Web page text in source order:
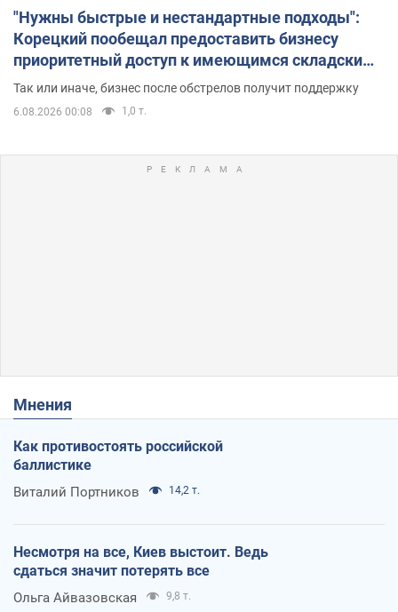
"Нужны быстрые и нестандартные подходы":
Корецкий пообещал предоставить бизнесу
приоритетный доступ к имеющимся складским
помещениям
Так или иначе, бизнес после обстрелов получит поддержку
6.08.2026 00:08 1,0 т.
Мнения
Как противостоять российской
баллистике
Виталий Портников 14,2 т.
Несмотря на все, Киев выстоит. Ведь
сдаться значит потерять все
Ольга Айвазовская 9,8 т.